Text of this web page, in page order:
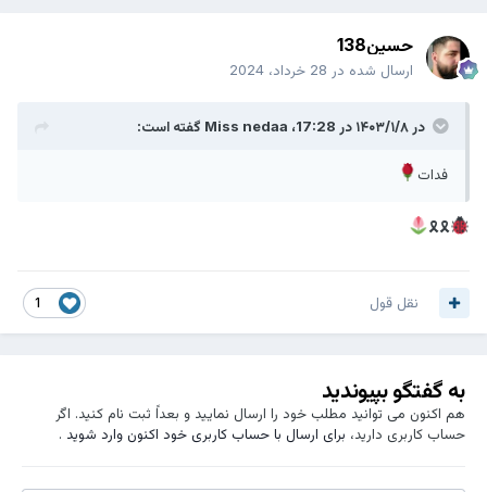
حسین138
ارسال شده در 28 خرداد، 2024
در ۱۴۰۳/۱/۸ در 17:28، Miss nedaaگفته است:
فدات
🎗🎗
نقل قول
به گفتگو بپیوندید
هم اکنون می توانید مطلب خود را ارسال نمایید و بعداً ثبت نام کنید. اگر
حساب کاربری دارید، برای ارسال با حساب کاربری خود اکنون وارد شوید.